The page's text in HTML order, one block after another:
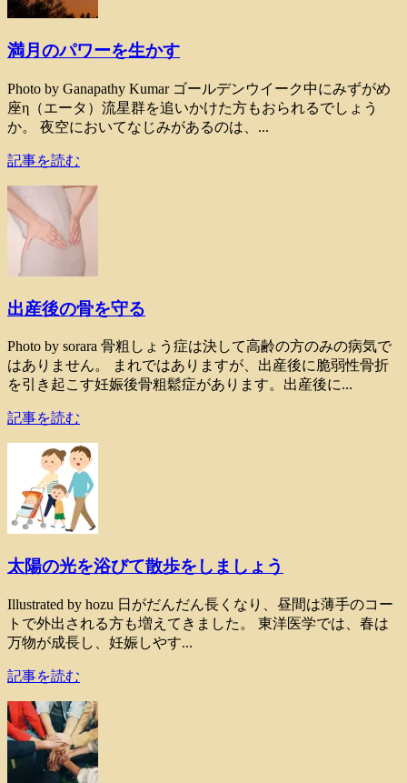
満月のパワーを生かす
Photo by Ganapathy Kumar ゴールデンウイーク中にみずがめ
座η（エータ）流星群を追いかけた方もおられるでしょう
か。 夜空においてなじみがあるのは、...
記事を読む
出産後の骨を守る
Photo by sorara 骨粗しょう症は決して高齢の方のみの病気で
はありません。 まれではありますが、出産後に脆弱性骨折
を引き起こす妊娠後骨粗鬆症があります。出産後に...
記事を読む
太陽の光を浴びて散歩をしましょう
Illustrated by hozu 日がだんだん長くなり、昼間は薄手のコー
トで外出される方も増えてきました。 東洋医学では、春は
万物が成長し、妊娠しやす...
記事を読む